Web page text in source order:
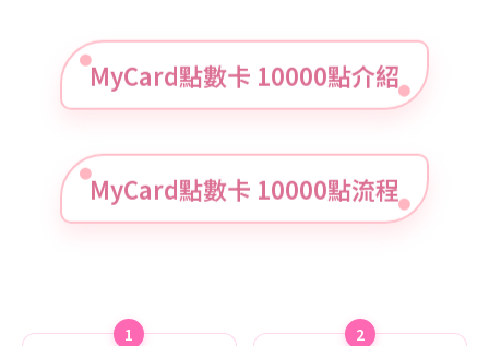
MyCard點數卡 10000點介紹
MyCard點數卡 10000點流程
1 2